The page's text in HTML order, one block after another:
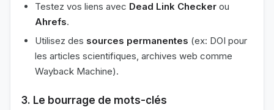
Testez vos liens avec Dead Link Checker ou
Ahrefs.
Utilisez des sources permanentes (ex: DOI pour
les articles scientifiques, archives web comme
Wayback Machine).
3. Le bourrage de mots-clés